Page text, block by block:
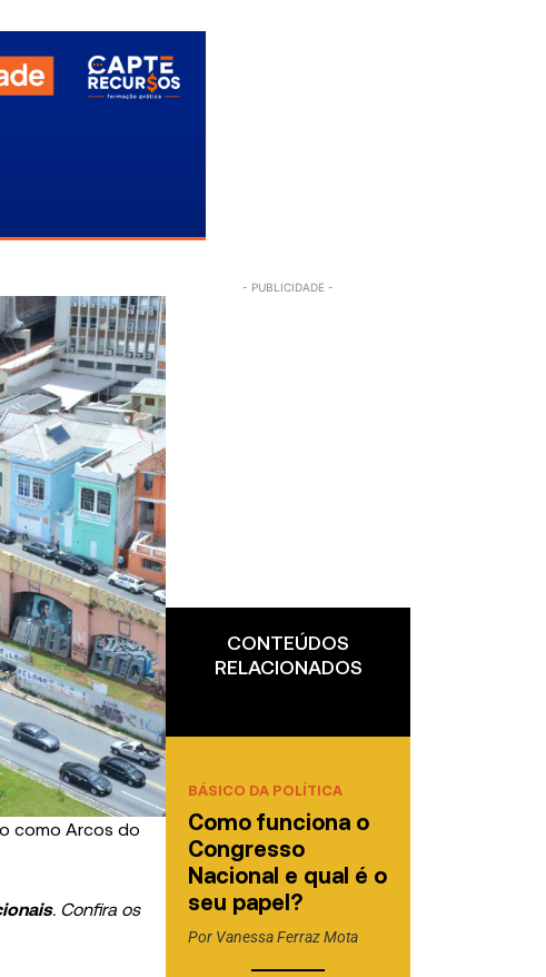
como Arcos do
. Confira os
CONTEÚDOS
RELACIONADOS
BÁSICO DA POLÍTICA
Como funciona o
Congresso
Nacional e qual é o
seu papel?
Por Vanessa Ferraz Mota